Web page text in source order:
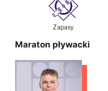
Zapasy
Maraton pływacki